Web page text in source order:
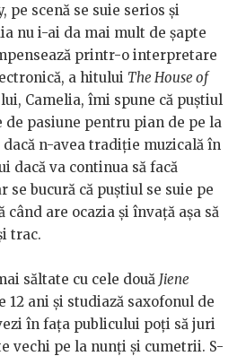
pe scenă se suie serios și
nu i-ai da mai mult de șapte
printr-o interpretare
a hitului The House of
Camelia, îmi spune că puștiul
pasiune pentru pian de pe la
n-avea tradiție muzicală în
dacă va continua să facă
se bucură că puștiul se suie pe
când are ocazia și învață așa să
trac.
săltate cu cele două Jiene
12 ani și studiază saxofonul de
în fața publicului poți să juri
vechi pe la nunți și cumetrii. S-